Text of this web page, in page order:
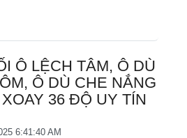
Ô LỆCH TÂM, Ô DÙ
Ô DÙ CHE NẮNG
36 ĐỘ UY TÍN
6:41:40 AM